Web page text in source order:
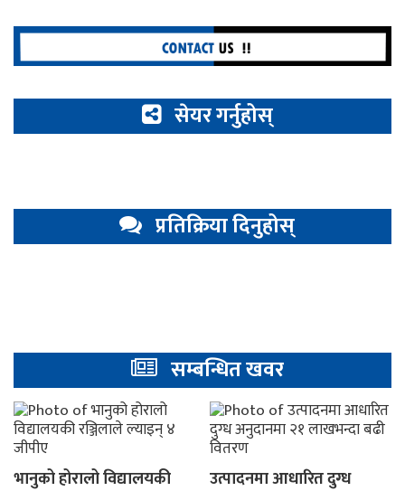
सेयर गर्नुहोस्
प्रतिक्रिया दिनुहोस्
सम्बन्धित खवर
भानुको होरालो विद्यालयकी
उत्पादनमा आधारित दुग्ध